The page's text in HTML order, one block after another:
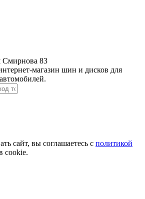
Смирнова 83
магазин шин и дисков для
сайт, вы соглашаетесь с политикой
cookie.